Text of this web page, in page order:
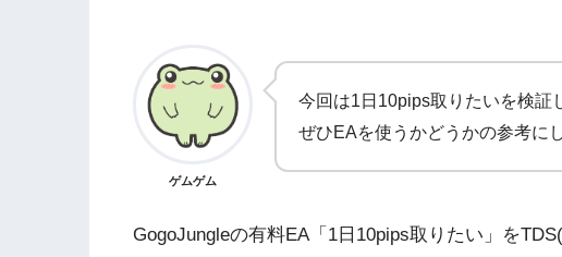
ゲムゲム
今回は1日10pips取りたいを検証
ぜひEAを使うかどうかの参考に
GogoJungleの有料EA「1日10pips取りたい」を